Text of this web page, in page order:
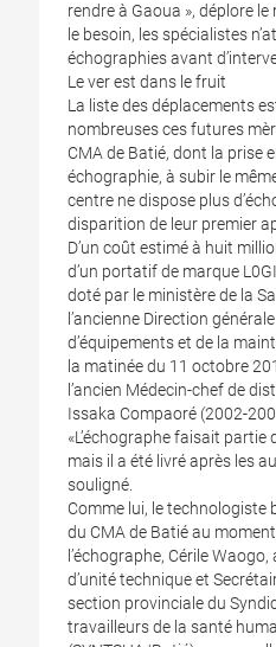
rendre à Gaoua », déplore
le besoin, les spécialistes
échographies avant
Le ver est dans le fruit
La liste des déplacements
nombreuses ces futures
CMA de Batié, dont la prise
échographie, à subir le
centre ne dispose plus
disparition de leur premier
D’un coût estimé à huit
d’un portatif de marque
doté par le ministère de la
l’ancienne Direction
d’équipements et de la
la matinée du 11 octobre
l’ancien Médecin-chef de
Issaka Compaoré (2002-
«L’échographe faisait partie
mais il a été livré après les
souligné.
Comme lui, le
du CMA de Batié au
l’échographe, Cérile
d’unité technique et
section provinciale du
travailleurs de la santé